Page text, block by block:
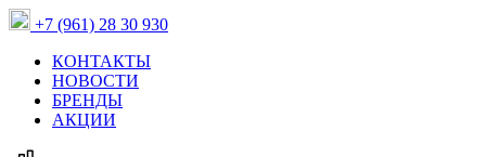
+7 (961) 28 30 930
КОНТАКТЫ
НОВОСТИ
БРЕНДЫ
АКЦИИ